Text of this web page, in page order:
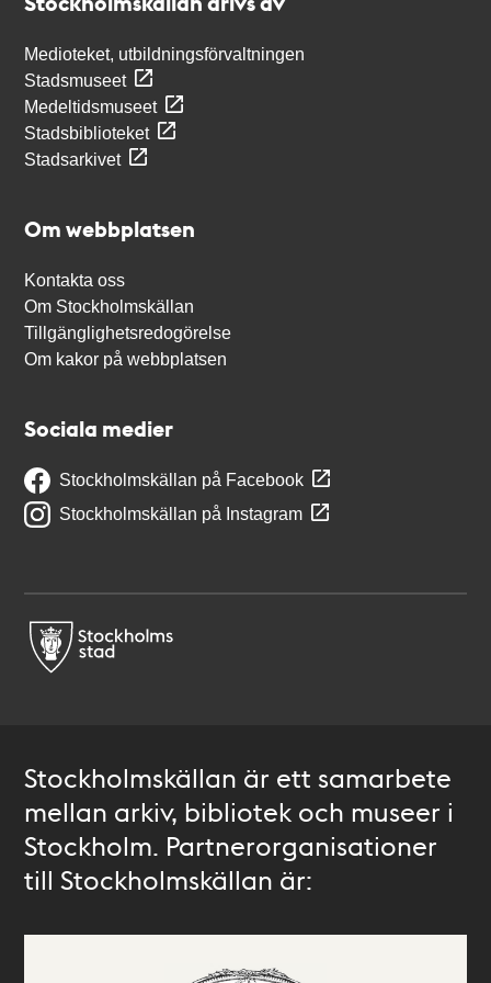
Medioteket, utbildningsförvaltningen
Stadsmuseet
Medeltidsmuseet
Stadsbiblioteket
Stadsarkivet
Om webbplatsen
Kontakta oss
Om Stockholmskällan
Tillgänglighetsredogörelse
Om kakor på webbplatsen
Sociala medier
Stockholmskällan på Facebook
Stockholmskällan på Instagram
Stockholmskällan är ett samarbete
mellan arkiv, bibliotek och museer i
Stockholm. Partnerorganisationer
till Stockholmskällan är: